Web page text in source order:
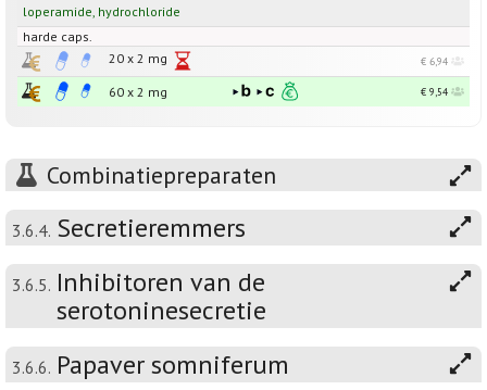
loperamide, hydrochloride
harde caps.
20 x 2 mg € 6,94
60 x 2 mg € 9,54
Combinatiepreparaten
3.6.4. Secretieremmers
3.6.5. Inhibitoren van de
serotoninesecretie
3.6.6. Papaver somniferum